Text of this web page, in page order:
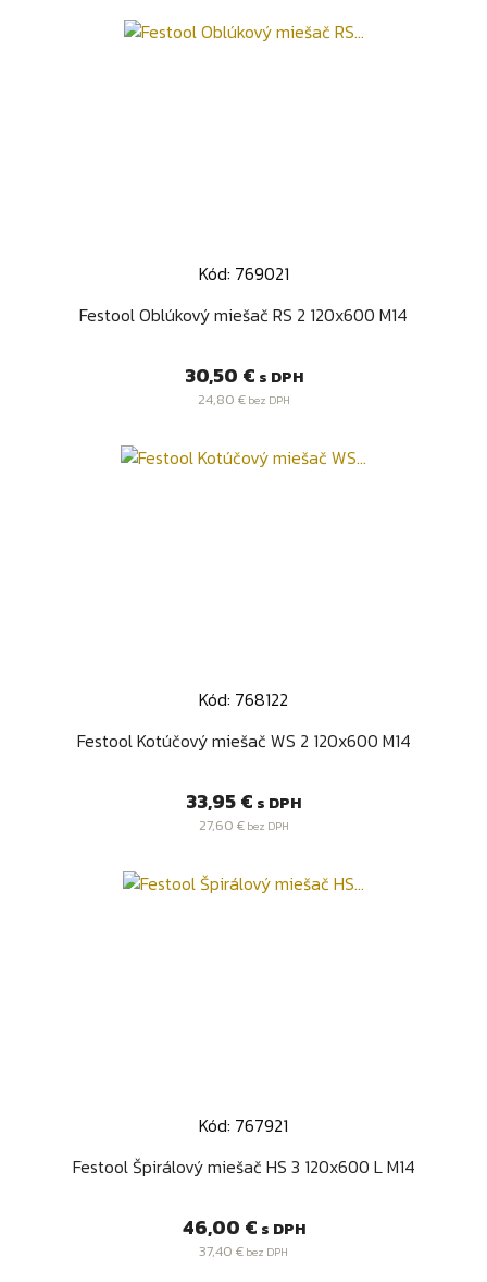
Kód: 769021
Festool Oblúkový miešač RS 2 120x600 M14
Cena
30,50 € s DPH
24,80 €bez DPH
Kód: 768122
Festool Kotúčový miešač WS 2 120x600 M14
Cena
33,95 € s DPH
27,60 €bez DPH
Kód: 767921
Festool Špirálový miešač HS 3 120x600 L M14
Cena
46,00 € s DPH
37,40 € bez DPH